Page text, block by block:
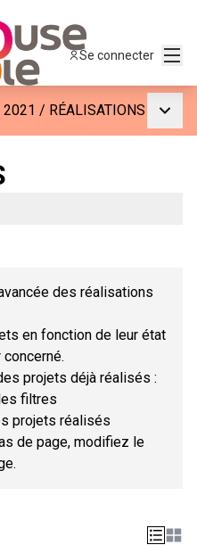
Se connecter
/ RÉALISATIONS
des réalisations
en fonction de leur état
projets déjà réalisés :
filtres
projets réalisés
de page, modifiez le